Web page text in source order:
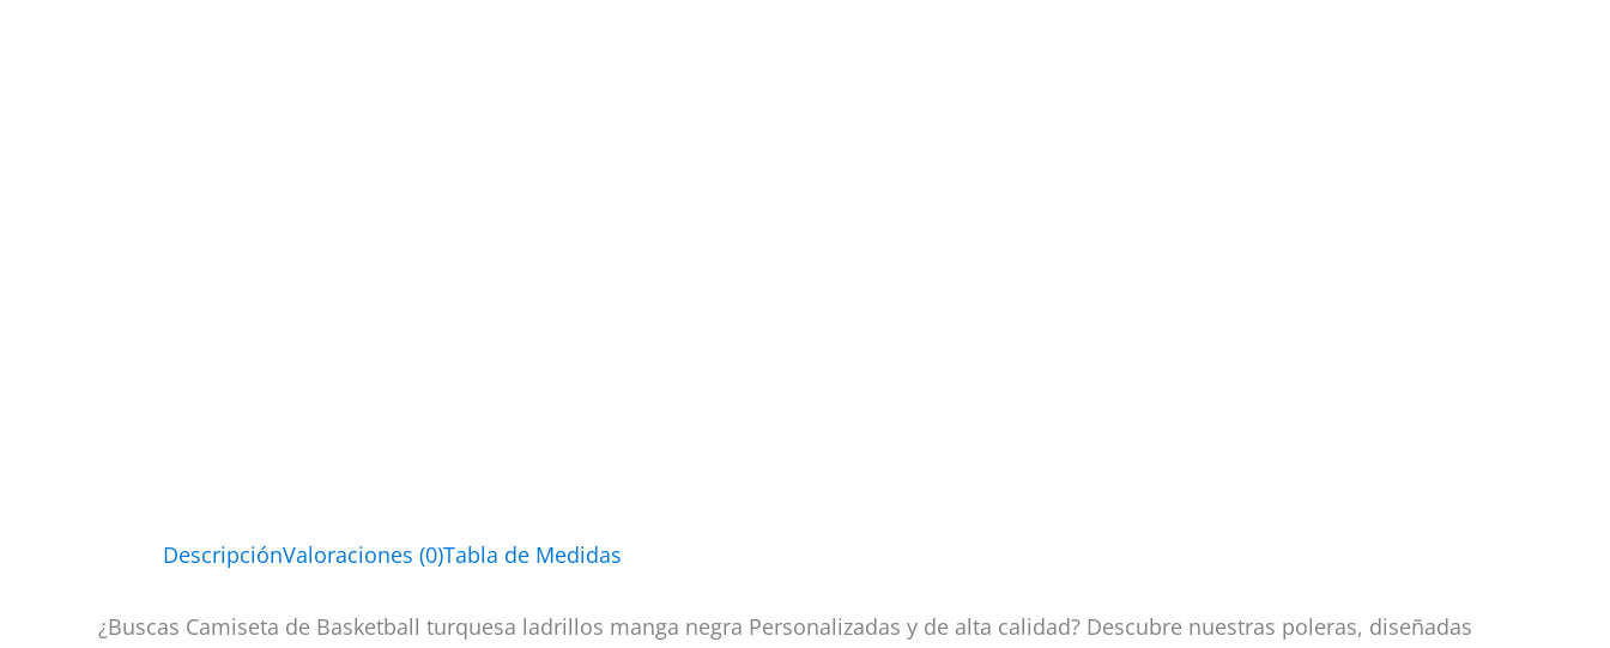
DescripciónValoraciones (0)Tabla de Medidas
¿Buscas Camiseta de Basketball turquesa ladrillos manga negra Personalizadas y de alta calidad? Descubre nuestras poleras, diseñadas